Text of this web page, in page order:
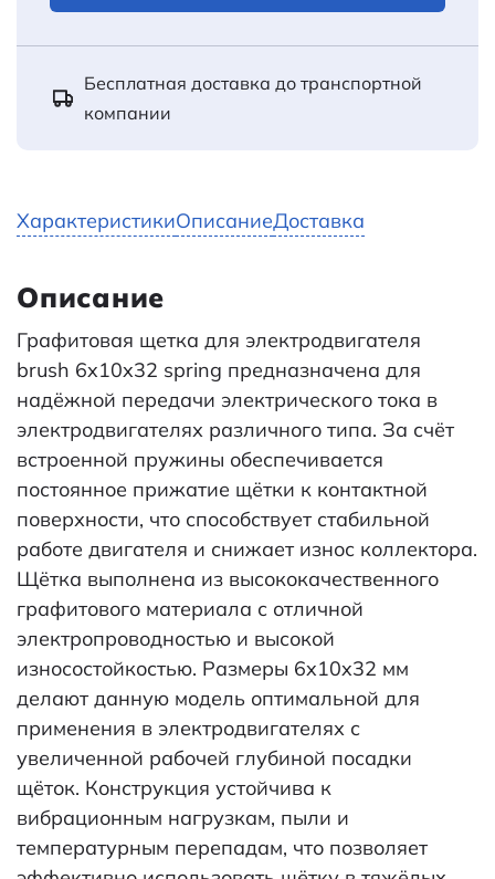
Бесплатная доставка до транспортной
компании
ХарактеристикиОписаниеДоставка
Описание
Графитовая щетка для электродвигателя
brush 6x10x32 spring предназначена для
надёжной передачи электрического тока в
электродвигателях различного типа. За счёт
встроенной пружины обеспечивается
постоянное прижатие щётки к контактной
поверхности, что способствует стабильной
работе двигателя и снижает износ коллектора.
Щётка выполнена из высококачественного
графитового материала с отличной
электропроводностью и высокой
износостойкостью. Размеры 6x10x32 мм
делают данную модель оптимальной для
применения в электродвигателях с
увеличенной рабочей глубиной посадки
щёток. Конструкция устойчива к
вибрационным нагрузкам, пыли и
температурным перепадам, что позволяет